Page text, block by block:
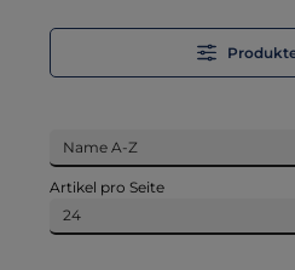
Artikel pro Seite